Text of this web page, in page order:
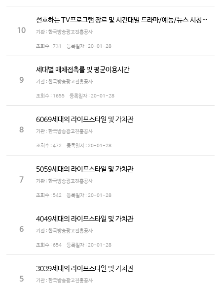
10
선호하는 TV프로그램 장르 및 시간대별 드라마/예능/뉴스 시청정도
기관 : 한국방송광고진흥공사
조회수 : 731 등록일자 : 20-01-28
9
세대별 매체접촉률 및 평균이용시간
기관 : 한국방송광고진흥공사
조회수 : 1655 등록일자 : 20-01-28
8
6069세대의 라이프스타일 및 가치관
기관 : 한국방송광고진흥공사
조회수 : 472 등록일자 : 20-01-28
7
5059세대의 라이프스타일 및 가치관
기관 : 한국방송광고진흥공사
조회수 : 542 등록일자 : 20-01-28
6
4049세대의 라이프스타일 및 가치관
기관 : 한국방송광고진흥공사
조회수 : 654 등록일자 : 20-01-28
5
3039세대의 라이프스타일 및 가치관
기관 : 한국방송광고진흥공사